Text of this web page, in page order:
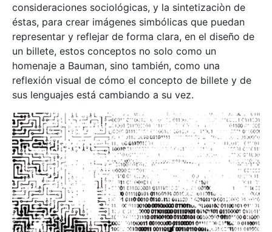
consideraciones sociológicas, y la sintetizaciòn de
éstas, para crear imágenes simbólicas que puedan
representar y reflejar de forma clara, en el diseño de
un billete, estos conceptos no solo como un
homenaje a Bauman, sino también, como una
reflexión visual de cómo el concepto de billete y de
sus lenguajes está cambiando a su vez.